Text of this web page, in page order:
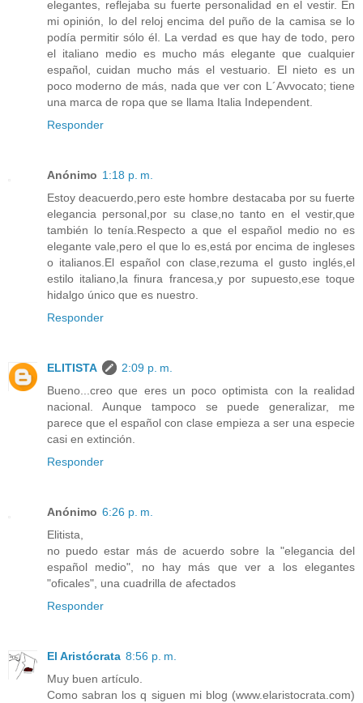
elegantes, reflejaba su fuerte personalidad en el vestir. En
mi opinión, lo del reloj encima del puño de la camisa se lo
podía permitir sólo él. La verdad es que hay de todo, pero
el italiano medio es mucho más elegante que cualquier
español, cuidan mucho más el vestuario. El nieto es un
poco moderno de más, nada que ver con L´Avvocato; tiene
una marca de ropa que se llama Italia Independent.
Responder
Anónimo 1:18 p. m.
Estoy deacuerdo,pero este hombre destacaba por su fuerte
elegancia personal,por su clase,no tanto en el vestir,que
también lo tenía.Respecto a que el español medio no es
elegante vale,pero el que lo es,está por encima de ingleses
o italianos.El español con clase,rezuma el gusto inglés,el
estilo italiano,la finura francesa,y por supuesto,ese toque
hidalgo único que es nuestro.
Responder
ELITISTA
2:09 p. m.
Bueno...creo que eres un poco optimista con la realidad
nacional. Aunque tampoco se puede generalizar, me
parece que el español con clase empieza a ser una especie
casi en extinción.
Responder
Anónimo 6:26 p. m.
Elitista,
no puedo estar más de acuerdo sobre la "elegancia del
español medio", no hay más que ver a los elegantes
"oficales", una cuadrilla de afectados
Responder
El Aristócrata 8:56 p. m.
Muy buen artículo.
Como sabran los q siguen mi blog (www.elaristocrata.com)